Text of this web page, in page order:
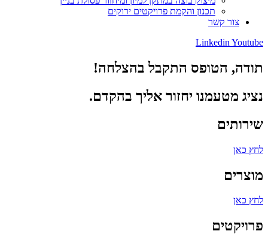
תכנון והקמת פרויקטים ירוקים
צור קשר
Linkedin Youtube
תודה, הטופס התקבל בהצלחה!
נציג מטעמנו יחזור אליך בהקדם.
שירותים
לחץ כאן
מוצרים
לחץ כאן
פרויקטים